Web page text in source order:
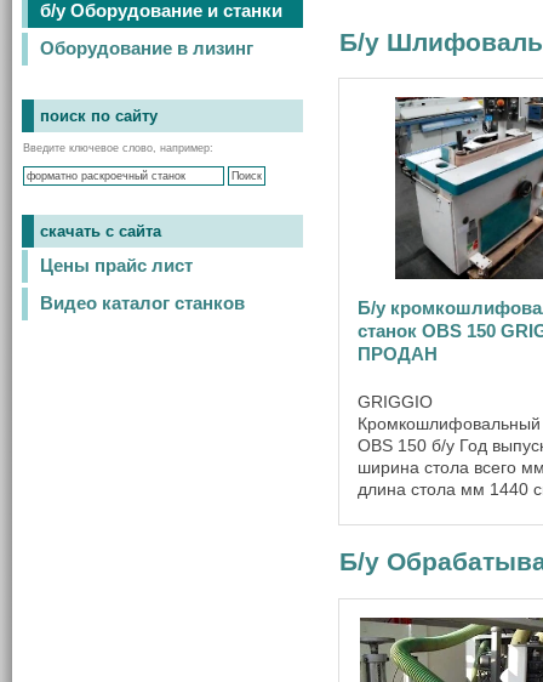
б/у Оборудование и станки
Оборудование в лизинг
поиск по сайту
Введите ключевое слово, например:
скачать с сайта
Цены прайс лист
Видео каталог станков
Б/у
Б/у
станок OBS 150
ПРОДАН
GRIGGIO
Кромкошлифовальный
OBS 150 б/у Год
ширина стола всего
длина стола мм 1440
переключение
Ширина
максимально мм 150
Расстояние ...
Б/у